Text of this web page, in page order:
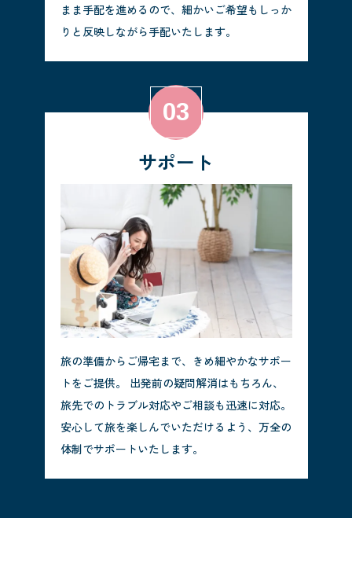
まま手配を進めるので、細かいご希望もしっか
りと反映しながら手配いたします。
サポート
旅の準備からご帰宅まで、きめ細やかなサポー
トをご提供。 出発前の疑問解消はもちろん、
旅先でのトラブル対応やご相談も迅速に対応。
安心して旅を楽しんでいただけるよう、万全の
体制でサポートいたします。